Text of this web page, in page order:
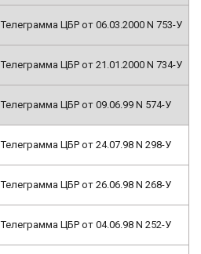
Телеграмма ЦБР от 06.03.2000 N 753-У
Телеграмма ЦБР от 21.01.2000 N 734-У
Телеграмма ЦБР от 09.06.99 N 574-У
Телеграмма ЦБР от 24.07.98 N 298-У
Телеграмма ЦБР от 26.06.98 N 268-У
Телеграмма ЦБР от 04.06.98 N 252-У